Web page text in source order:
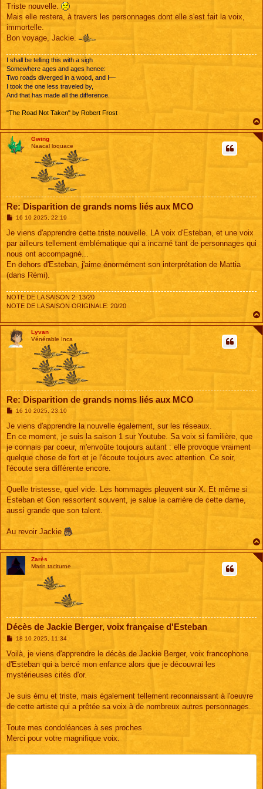
s
a
g
Triste nouvelle.
Mais elle restera, à travers les personnages dont elle s'est fait la voix,
immortelle.
Bon voyage, Jackie.
I shall be telling this with a sigh
Somewhere ages and ages hence:
Two roads diverged in a wood, and I—
I took the one less traveled by,
And that has made all the difference.
"The Road Not Taken" by Robert Frost
Gwing
Naacal loquace
Re: Disparition de grands noms liés aux MCO
M
s
a
g
16 10 2025, 22:19
Je viens d'apprendre cette triste nouvelle. LA voix d'Esteban, et une voix
par ailleurs tellement emblématique qui a incarné tant de personnages qui
nous ont accompagné...
En dehors d'Esteban, j'aime énormément son interprétation de Mattia
(dans Rémi).
NOTE DE LA SAISON 2: 13/20
NOTE DE LA SAISON ORIGINALE: 20/20
Lyvan
Vénérable Inca
Re: Disparition de grands noms liés aux MCO
M
s
a
g
16 10 2025, 23:10
Je viens d'apprendre la nouvelle également, sur les réseaux.
En ce moment, je suis la saison 1 sur Youtube. Sa voix si familière, que
je connais par coeur, m'envoûte toujours autant : elle provoque vraiment
quelque chose de fort et je l'écoute toujours avec attention. Ce soir,
l'écoute sera différente encore.
Quelle tristesse, quel vide. Les hommages pleuvent sur X. Et même si
Esteban et Gon ressortent souvent, je salue la carrière de cette dame,
aussi grande que son talent.
Au revoir Jackie
Zarès
Marin taciturne
Décès de Jackie Berger, voix française d'Esteban
M
s
a
g
e
18 10 2025, 11:34
Voilà, je viens d'apprendre le décès de Jackie Berger, voix francophone
d'Esteban qui a bercé mon enfance alors que je découvrai les
mystérieuses cités d'or.
Je suis ému et triste, mais également tellement reconnaissant à l'oeuvre
de cette artiste qui a prêtée sa voix à de nombreux autres personnages.
Toute mes condoléances à ses proches.
Merci pour votre magnifique voix.